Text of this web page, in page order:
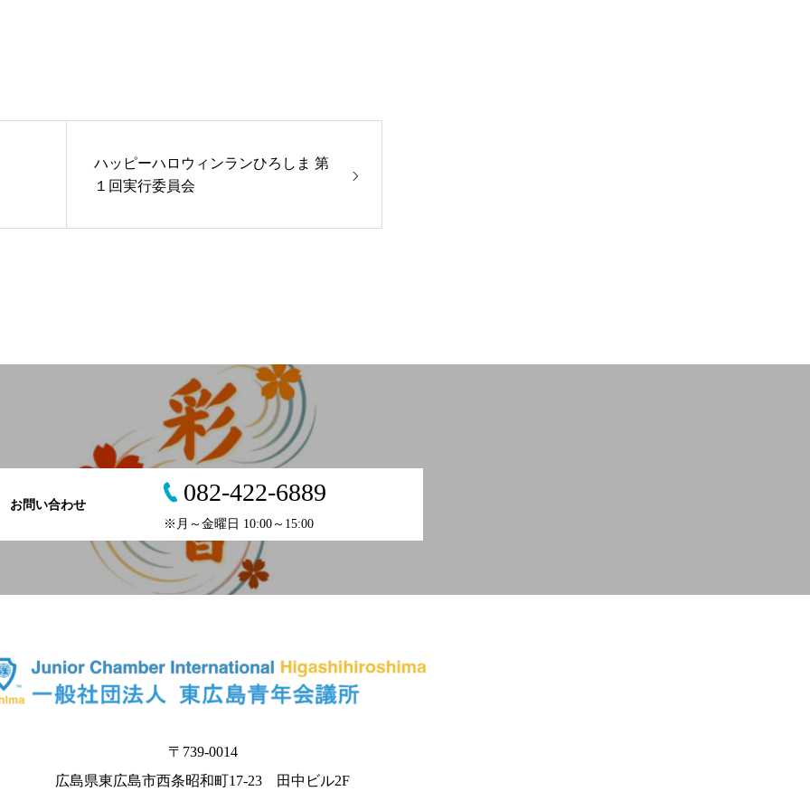
ハッピーハロウィンランひろしま 第
１回実行委員会
お問い合わせ 082-422-6889
※月～金曜日 10:00～15:00
〒739-0014
広島県東広島市西条昭和町17-23 田中ビル2F